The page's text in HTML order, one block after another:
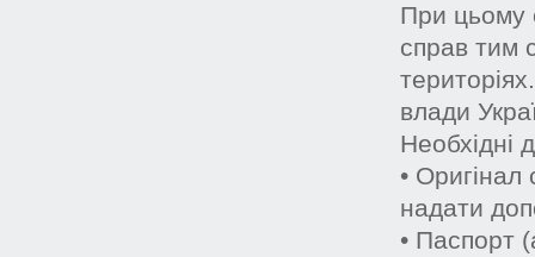
При цьому
справ тим
влади
Необхідні
• Оригінал
надати
• Паспорт